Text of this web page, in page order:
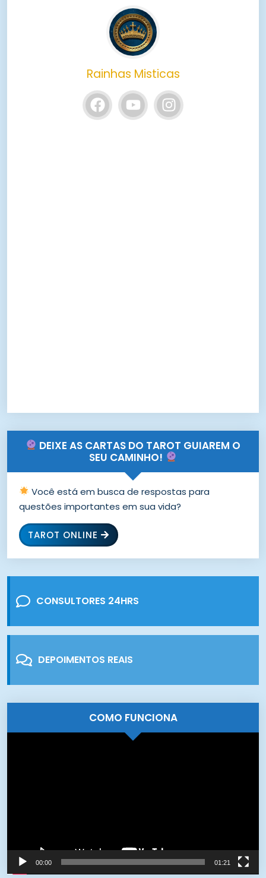
Rainhas Misticas
DEIXE AS CARTAS DO TAROT GUIAREM O
SEU CAMINHO!
Você está em busca de respostas para
questões importantes em sua vida?
TAROT ONLINE
CONSULTORES 24HRS
DEPOIMENTOS REAIS
COMO FUNCIONA
00:00 01:21